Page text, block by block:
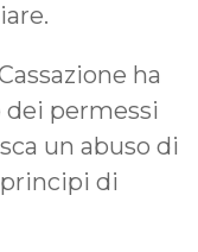
ha
permessi
un abuso di
di